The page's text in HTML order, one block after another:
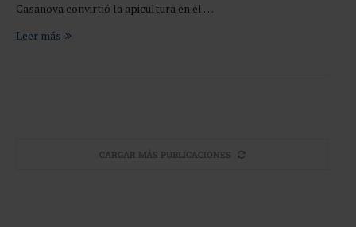
Casanova convirtió la apicultura en el …
Leer más
CARGAR MÁS PUBLICACIONES